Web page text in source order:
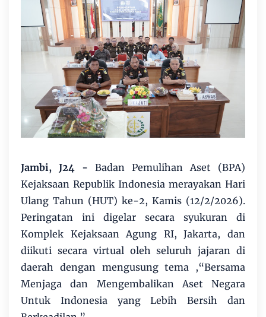
Jambi, J24 - Badan Pemulihan Aset (BPA)
Kejaksaan Republik Indonesia merayakan Hari
Ulang Tahun (HUT) ke-2, Kamis (12/2/2026).
Peringatan ini digelar secara syukuran di
Komplek Kejaksaan Agung RI, Jakarta, dan
diikuti secara virtual oleh seluruh jajaran di
daerah dengan mengusung tema ,“Bersama
Menjaga dan Mengembalikan Aset Negara
Untuk Indonesia yang Lebih Bersih dan